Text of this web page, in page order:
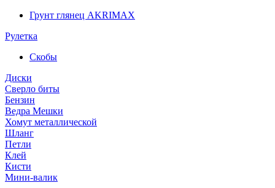
Грунт глянец AKRIMAX
Рулетка
Скобы
Диски
Сверло биты
Бензин
Ведра Мешки
Хомут металлической
Шланг
Петли
Клей
Кисти
Мини-валик